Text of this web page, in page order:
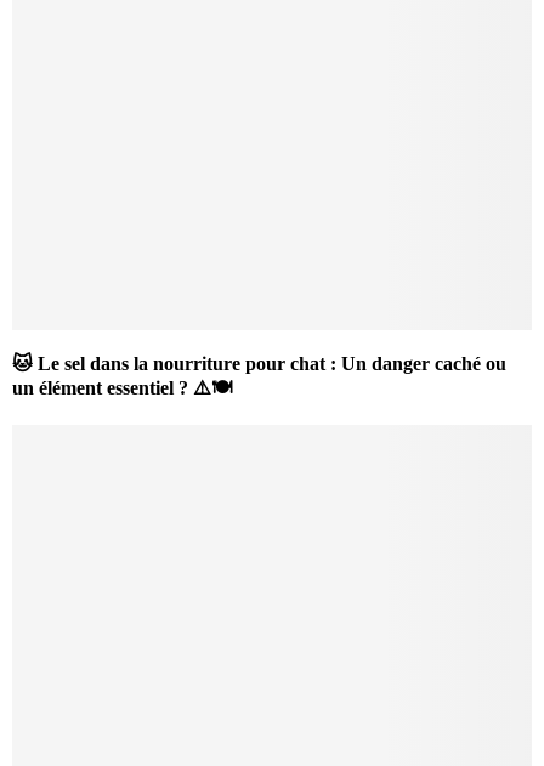
🐱 Le sel dans la nourriture pour chat : Un danger caché ou
un élément essentiel ? ⚠️🍽️